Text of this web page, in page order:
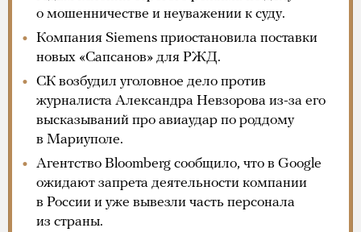
о мошенничестве и неуважении к суду.
Компания Siemens приостановила поставки
новых «Сапсанов» для РЖД.
СК возбудил уголовное дело против
журналиста Александра Невзорова из-за его
высказываний про авиаудар по роддому
в Мариуполе.
Агентство Bloomberg сообщило, что в Google
ожидают запрета деятельности компании
в России и уже вывезли часть персонала
из страны.